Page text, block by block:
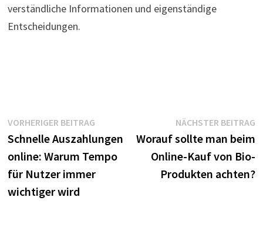
verständliche Informationen und eigenständige
Entscheidungen.
Beitragsnavigation
VORHERIGER BEITRAGVorheriger
Beitrag:
Schnelle Auszahlungen
online: Warum Tempo
für Nutzer immer
wichtiger wird
NÄCHSTER BEITRAG
Worauf sollte man beim
Online-Kauf von Bio-
Produkten achten?